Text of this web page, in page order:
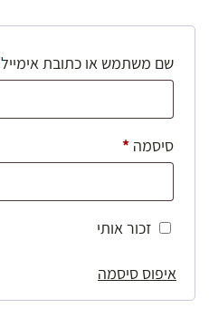
שם משתמש או כתובת אימייל
סיסמה *חובה
זכור אותי
איפוס סיסמה